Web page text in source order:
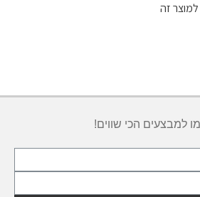
זה
למבצעים הכי שווים!